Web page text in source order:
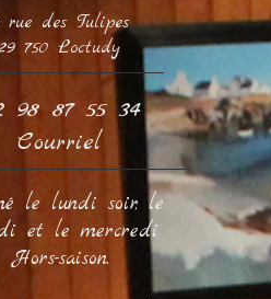
rue des Tulipes
750 Loctudy
98 87 55 34
Courriel
le lundi soir, le
et le mercredi
Hors-saison.